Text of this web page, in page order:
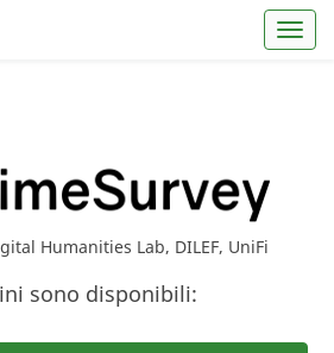
Humanities Lab, DILEF, UniFi
sono disponibili: